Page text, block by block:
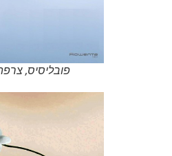
פובליסיס, צרפת,